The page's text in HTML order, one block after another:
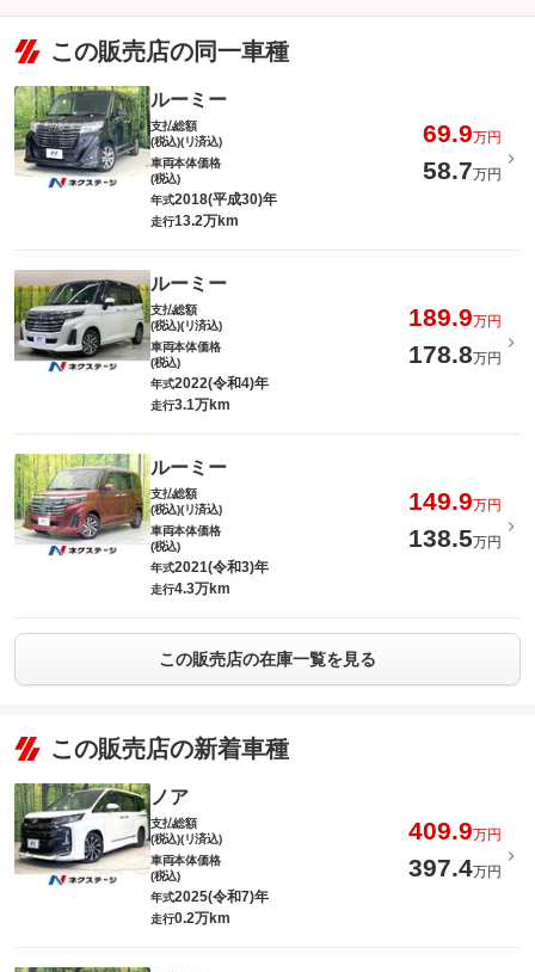
この販売店の同一車種
ルーミー
支払総額
(税込)(リ済込)
69.9万円
車両本体価格
(税込)
58.7万円
年式2018(平成30)年
走行13.2万km
ルーミー
支払総額
(税込)(リ済込)
189.9万円
車両本体価格
(税込)
178.8万円
年式2022(令和4)年
走行3.1万km
ルーミー
支払総額
(税込)(リ済込)
149.9万円
車両本体価格
(税込)
138.5万円
年式2021(令和3)年
走行4.3万km
この販売店の在庫一覧を見る
この販売店の新着車種
ノア
支払総額
(税込)(リ済込)
409.9万円
車両本体価格
(税込)
397.4万円
年式2025(令和7)年
走行0.2万km